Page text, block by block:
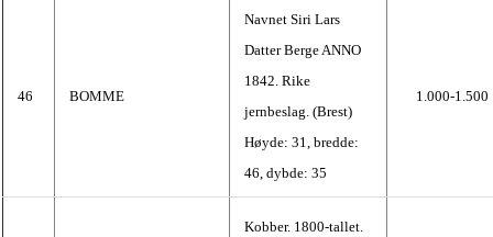
46 BOMME
Navnet Siri Lars
Datter Berge ANNO
1842. Rike
jernbeslag. (Brest)
Høyde: 31, bredde:
46, dybde: 35
1.000-1.500
Kobber. 1800-tallet.